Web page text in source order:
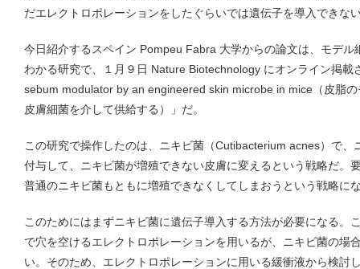
だエレクトロポレーションをしたぐらいでは遺伝子を導入できな
今日紹介するスペイン Pompeu Fabra 大学からの論文は、モデル
わかる研究で、１月９日 Nature Biotechnology にオンライン掲載
sebum modulator by an engineered skin microbe in mice（皮脂
皮膚細菌を介して供給する）」だ。
この研究で操作したのは、ニキビ菌（Cutibacterium acnes）で、
付与して、ニキビ菌が増殖できない皮膚に変えるという戦略だ。
普通のニキビ菌もともに増殖できなくしてしまおうという戦略に
このためにはまずニキビ菌に遺伝子導入する方法が必要になる。
で穴を空けるエレクトロポレーションを用いるが、ニキビ菌の場
い。そのため、エレクトロポレーションに用いる緩衝液から検討